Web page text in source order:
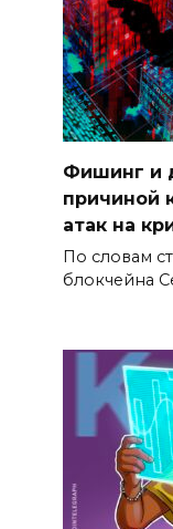
Фишинг и
причиной
атак на
По словам
блокчейна